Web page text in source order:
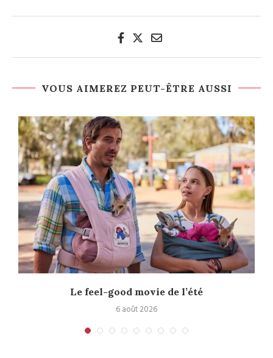
VOUS AIMEREZ PEUT-ÊTRE AUSSI
Le feel-good movie de l’été
6 août 2026